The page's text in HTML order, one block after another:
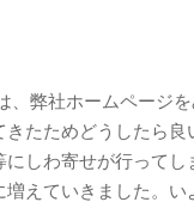
、弊社ホームページ
たためどうしたら良
しわ寄せが行って
増えていきました。